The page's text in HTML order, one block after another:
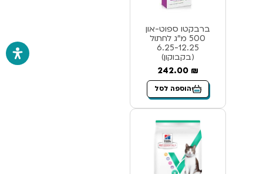
ברבקטו ספוט-און
500 מ”ג לחתול
6.25-12.25
(בקבוקון)
242.00 ₪
הוספה לסל